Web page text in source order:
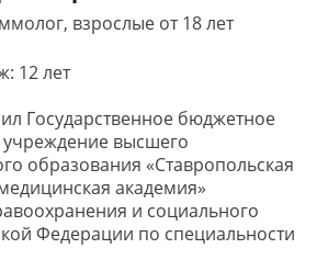
взрослые от 18 лет
12 лет
Государственное бюджетное
учреждение высшего
образования «Ставропольская
академия»
и социального
Федерации по специальности